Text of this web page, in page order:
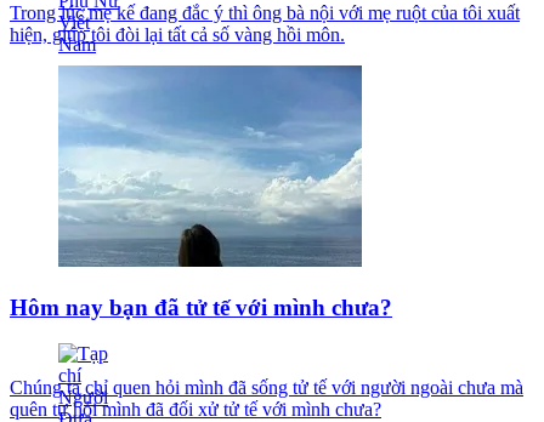
Trong lúc mẹ kế đang đắc ý thì ông bà nội với mẹ ruột của tôi xuất
hiện, giúp tôi đòi lại tất cả số vàng hồi môn.
Hôm nay bạn đã tử tế với mình chưa?
Chúng ta chỉ quen hỏi mình đã sống tử tế với người ngoài chưa mà
quên tự hỏi mình đã đối xử tử tế với mình chưa?